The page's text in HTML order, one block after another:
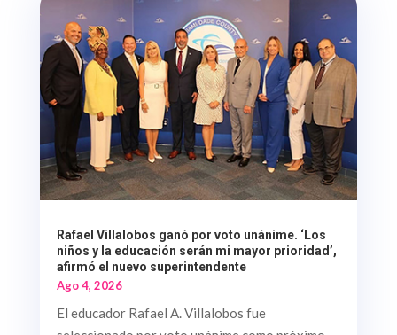
Rafael Villalobos ganó por voto unánime. ‘Los
niños y la educación serán mi mayor prioridad’,
afirmó el nuevo superintendente
Ago 4, 2026
El educador Rafael A. Villalobos fue